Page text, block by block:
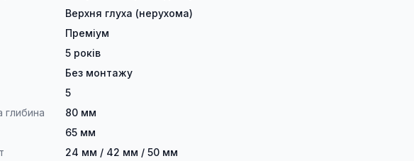
Верхня глуха (нерухома)
Преміум
5 років
Без монтажу
5
80 мм
65 мм
24 мм / 42 мм / 50 мм